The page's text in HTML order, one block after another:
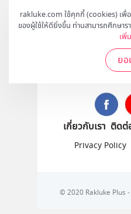
rakluke.com ใช้คุกกี้ (cookies) เพื่
ของผู้ใช้ให้ดียิ่งขึ้น ท่านสามารถศึกษาร
เพิ่
ย
ส
ติดตา
เกี่ยวกับเรา ติดต่
Privacy Policy
© 2020 Rakluke Plus -